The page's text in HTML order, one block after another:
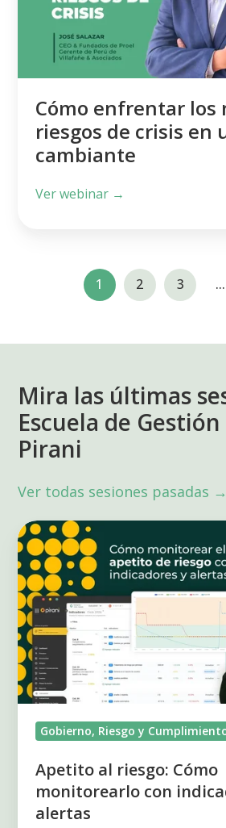
entorno
cambiante
Cómo enfrentar los
riesgos de crisis en
cambiante
Ver webinar →
1 2 3 ...
Mira las últimas
Escuela de
Pirani
Ver todas sesiones pasadas →
Apetito
al
riesgo:
Cómo
monitorearlo
con
indicadores
y
Gobierno, Riesgo y
Apetito al riesgo: Cómo
monitorearlo con
alertas